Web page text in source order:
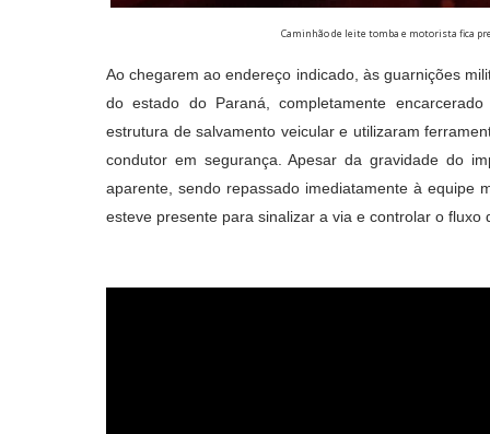
Caminhão de leite tomba e motorista fica
Ao chegarem ao endereço indicado, às guarnições
do estado do Paraná, completamente
estrutura de salvamento veicular e utilizaram
condutor em segurança. Apesar da gravidade do
aparente, sendo repassado imediatamente à equipe
esteve presente para sinalizar a via e controlar o